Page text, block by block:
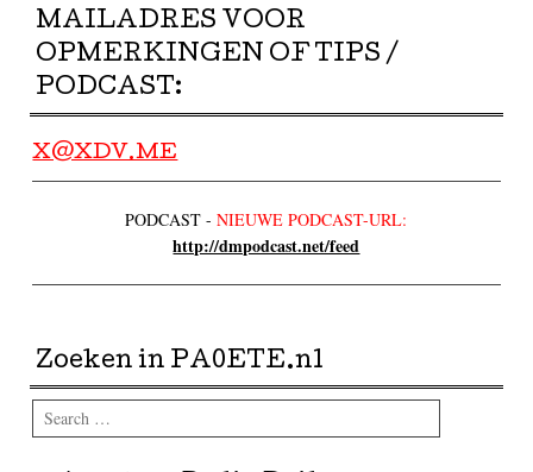
MAILADRES VOOR
OPMERKINGEN OF TIPS /
PODCAST:
X@XDV.ME
PODCAST -NIEUWE PODCAST-URL:
http://dmpodcast.net/feed
Zoeken in PA0ETE.nl
Search